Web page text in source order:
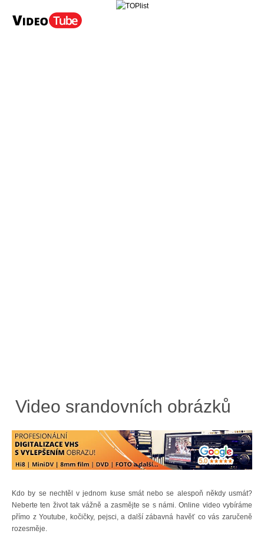
Video srandovních obrázků
Kdo by se nechtěl v jednom kuse smát nebo se alespoň někdy usmát?
Neberte ten život tak vážně a zasmějte se s námi. Online video vybíráme
přímo z Youtube, kočičky, pejsci, a další zábavná havěť co vás zaručeně
rozesměje.